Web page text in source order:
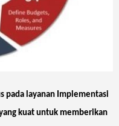
pada layanan Implementasi
kuat untuk memberikan